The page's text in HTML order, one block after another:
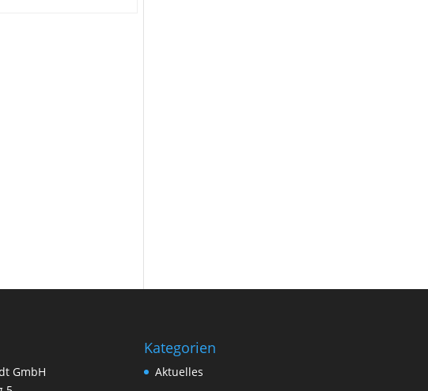
GmbH
Kategorien
Aktuelles